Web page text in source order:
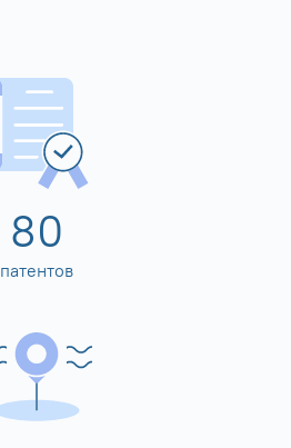
80
патентов